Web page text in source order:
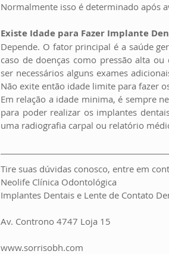
Normalmente isso é determinado após
Existe Idade para Fazer Implante
Depende. O fator principal é a saúde
caso de doenças como pressão alta
ser necessários alguns exames
Não exite então idade limite para fazer
Em relação a idade minima, é sempre
para poder realizar os implantes
uma radiografia carpal ou relatório
Tire suas dúvidas conosco, entre em
Neolife Clínica Odontológica
Implantes Dentais e Lente de Contato
Av. Controno 4747 Loja 15
www.sorrisobh.com